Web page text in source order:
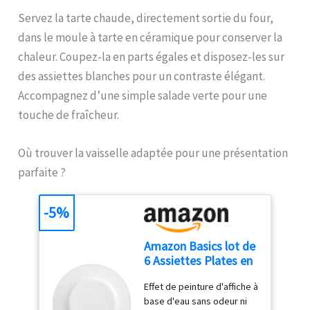
et pratique pour un usage
quotidien : Léger, doté d'un
câble de 1 mètre et d'un
design compact, ce mixeur
est facile à ranger et
parfait pour toutes vos
tâches de cuisine.
Servez la tarte chaude, directement sortie du four,
dans le moule à tarte en céramique pour conserver la
chaleur. Coupez-la en parts égales et disposez-les sur
des assiettes blanches pour un contraste élégant.
Accompagnez d’une simple salade verte pour une
touche de fraîcheur.
Où trouver la vaisselle adaptée pour une présentation
parfaite ?
Amazon Basics lot de
6 Assiettes Plates en
Effet de peinture d'affiche à
base d'eau sans odeur ni
-5%